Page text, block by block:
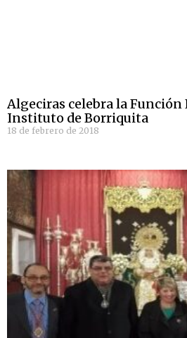
Algeciras celebra la
Instituto de Borriquita
18 de febrero de 2018